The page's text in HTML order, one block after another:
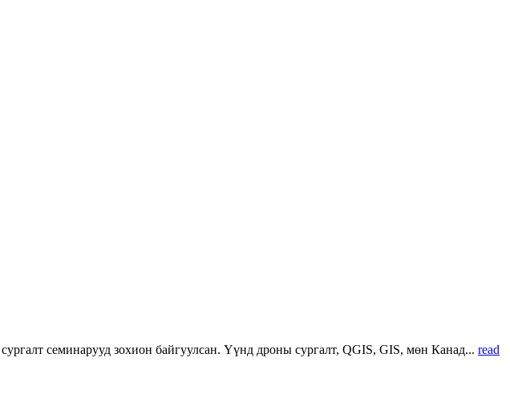
семинарууд зохион байгуулсан. Үүнд дроны сургалт, QGIS, GIS, мөн Канад... read